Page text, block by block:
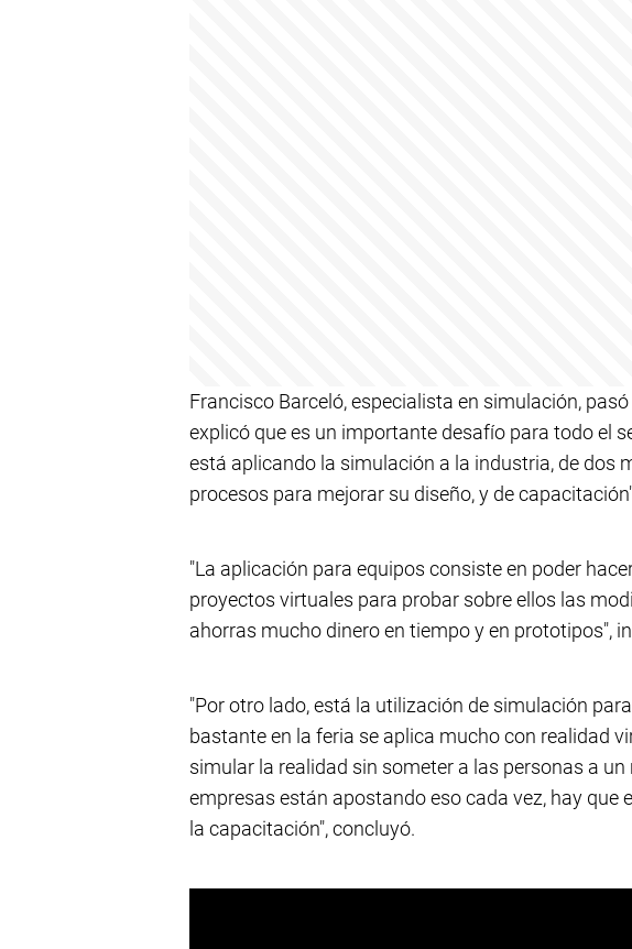
Francisco Barceló, especialista en simulación,
explicó que es un importante desafío para todo el
está aplicando la simulación a la industria, de dos
procesos para mejorar su diseño, y de
"La aplicación para equipos consiste en poder
proyectos virtuales para probar sobre ellos las
ahorras mucho dinero en tiempo y en prototipos",
"Por otro lado, está la utilización de simulación
bastante en la feria se aplica mucho con realidad
simular la realidad sin someter a las personas a un
empresas están apostando eso cada vez, hay que
la capacitación", concluyó.